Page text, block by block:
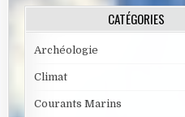
CATÉGORIES
Archéologie
Climat
Courants Marins